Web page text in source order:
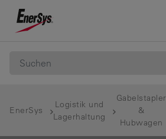
EnerSys
Logistik und
Lagerhaltung
Gabelstapler
&
Hubwagen